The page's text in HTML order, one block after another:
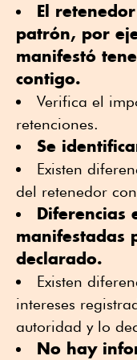
El
patrón, por
manifestó
contigo.
Verifica el
retenciones.
Se
Existen
del retenedor
Diferencias
manifestadas
declarado.
Existen
intereses
autoridad y lo
No hay